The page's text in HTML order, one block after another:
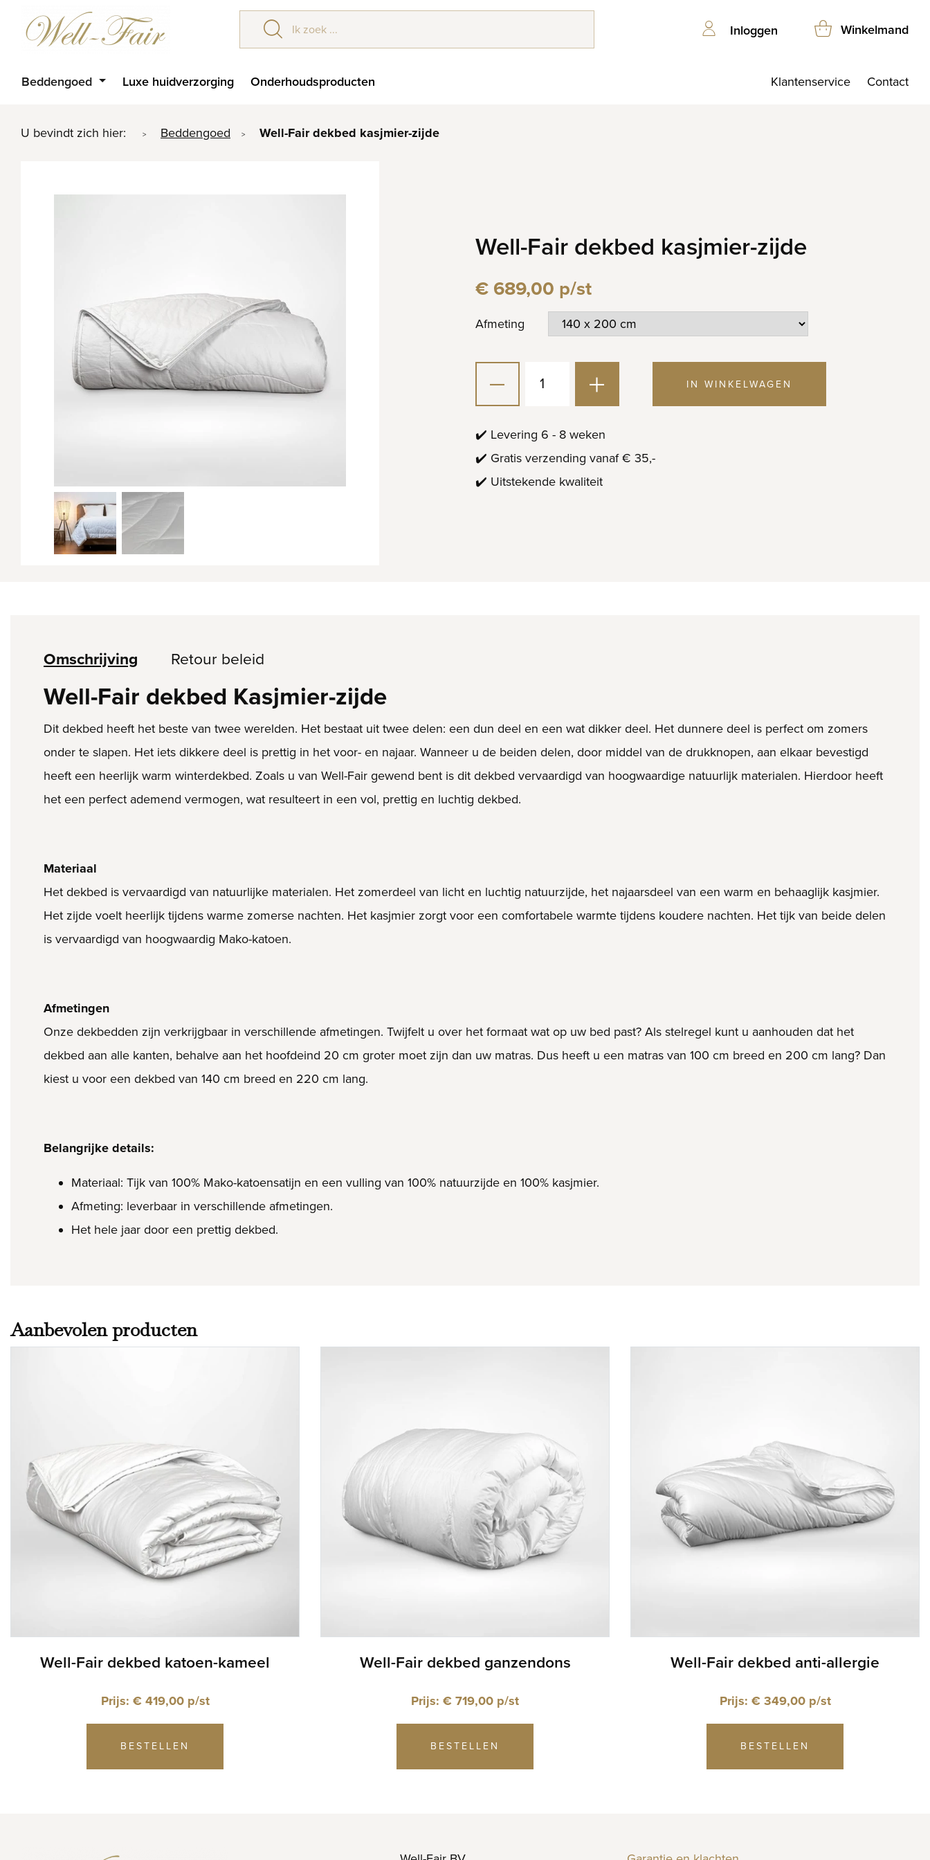
Inloggen Winkelmand
Beddengoed Luxe huidverzorging Onderhoudsproducten Klantenservice Contact
U bevindt zich hier: > Beddengoed > Well-Fair dekbed kasjmier-zijde
Well-Fair dekbed kasjmier-zijde
€ 689,00 p/st
Afmeting
IN WINKELWAGEN
✔️ Levering 6 - 8 weken
✔️ Gratis verzending vanaf € 35,-
✔️ Uitstekende kwaliteit
Omschrijving Retour beleid
Well-Fair dekbed Kasjmier-zijde
Dit dekbed heeft het beste van twee werelden. Het bestaat uit twee delen: een dun deel en een wat dikker deel. Het dunnere deel is perfect om zomers
onder te slapen. Het iets dikkere deel is prettig in het voor- en najaar. Wanneer u de beiden delen, door middel van de drukknopen, aan elkaar bevestigd
heeft een heerlijk warm winterdekbed. Zoals u van Well-Fair gewend bent is dit dekbed vervaardigd van hoogwaardige natuurlijk materialen. Hierdoor heeft
het een perfect ademend vermogen, wat resulteert in een vol, prettig en luchtig dekbed.
Materiaal
Het dekbed is vervaardigd van natuurlijke materialen. Het zomerdeel van licht en luchtig natuurzijde, het najaarsdeel van een warm en behaaglijk kasjmier.
Het zijde voelt heerlijk tijdens warme zomerse nachten. Het kasjmier zorgt voor een comfortabele warmte tijdens koudere nachten. Het tijk van beide delen
is vervaardigd van hoogwaardig Mako-katoen.
Afmetingen
Onze dekbedden zijn verkrijgbaar in verschillende afmetingen. Twijfelt u over het formaat wat op uw bed past? Als stelregel kunt u aanhouden dat het
dekbed aan alle kanten, behalve aan het hoofdeind 20 cm groter moet zijn dan uw matras. Dus heeft u een matras van 100 cm breed en 200 cm lang? Dan
kiest u voor een dekbed van 140 cm breed en 220 cm lang.
Belangrijke details:
Materiaal: Tijk van 100% Mako-katoensatijn en een vulling van 100% natuurzijde en 100% kasjmier.
Afmeting: leverbaar in verschillende afmetingen.
Het hele jaar door een prettig dekbed.
Aanbevolen producten
Well-Fair dekbed katoen-kameel
Prijs: € 419,00 p/st
BESTELLEN
Well-Fair dekbed ganzendons
Prijs: € 719,00 p/st
BESTELLEN
Well-Fair dekbed anti-allergie
Prijs: € 349,00 p/st
BESTELLEN